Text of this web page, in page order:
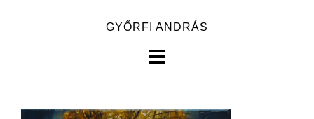
GYŐRFI ANDRÁS